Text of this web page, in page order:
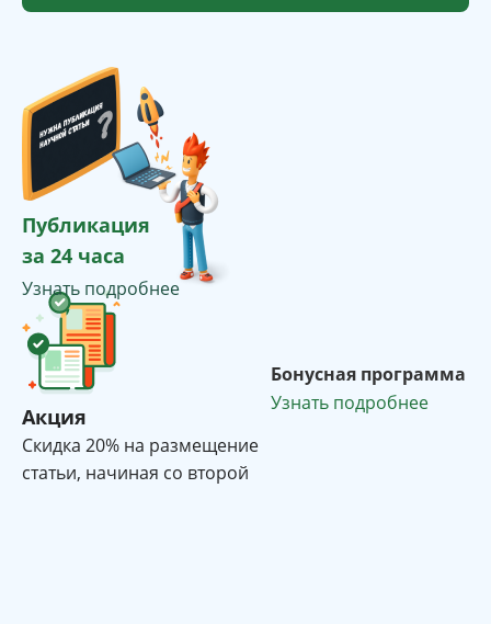
Публикация
за 24 часа
Узнать подробнее
Акция
Cкидка 20% на размещение
статьи, начиная со второй
Бонусная программа
Узнать подробнее